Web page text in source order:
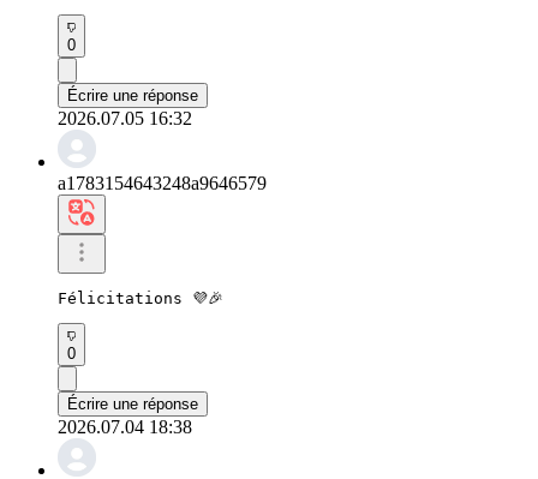
0
Écrire une réponse
2026.07.05 16:32
a1783154643248a9646579
Félicitations 💜🎉
0
Écrire une réponse
2026.07.04 18:38